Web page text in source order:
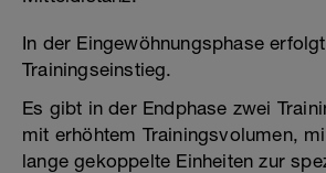
In der Eingewöhnungsphase
Trainingseinstieg.
Es gibt in der Endphase zwei
mit erhöhtem Trainingsvolumen,
lange gekoppelte Einheiten zur